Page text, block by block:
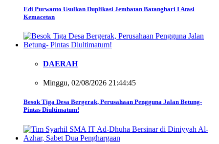
Edi Purwanto Usulkan Duplikasi Jembatan Batanghari I Atasi
Kemacetan
DAERAH
Minggu, 02/08/2026 21:44:45
Besok Tiga Desa Bergerak, Perusahaan Pengguna Jalan Betung-
Pintas Diultimatum!